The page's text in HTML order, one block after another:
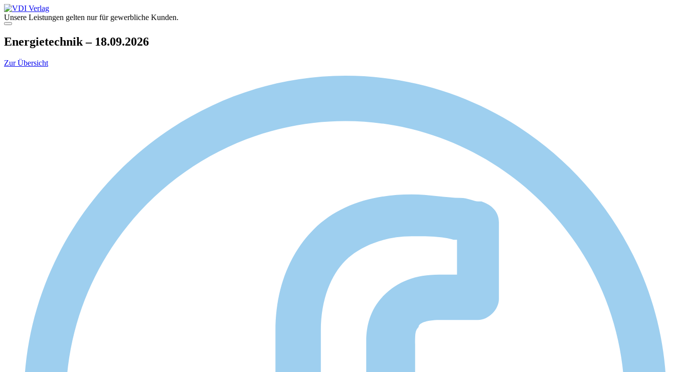
Zum
Inhalt
springen
Unsere Leistungen gelten nur für gewerbliche Kunden.
Menü
Energietechnik – 18.09.2026
Zur Übersicht